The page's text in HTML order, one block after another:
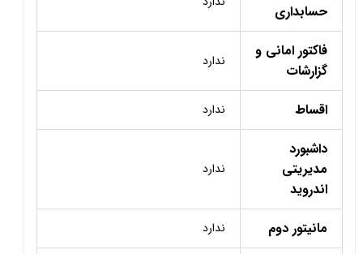
حسابداری
فاکتور امانی و
گزارشات
ندارد
اقساط ندارد
داشبورد
مدیریتی
اندروید
ندارد
مانیتور دوم ندارد